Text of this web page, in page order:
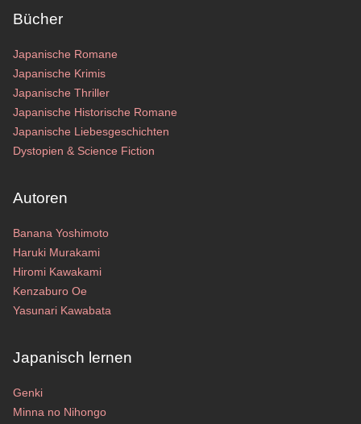
Bücher
Japanische Romane
Japanische Krimis
Japanische Thriller
Japanische Historische Romane
Japanische Liebesgeschichten
Dystopien & Science Fiction
Autoren
Banana Yoshimoto
Haruki Murakami
Hiromi Kawakami
Kenzaburo Oe
Yasunari Kawabata
Japanisch lernen
Genki
Minna no Nihongo